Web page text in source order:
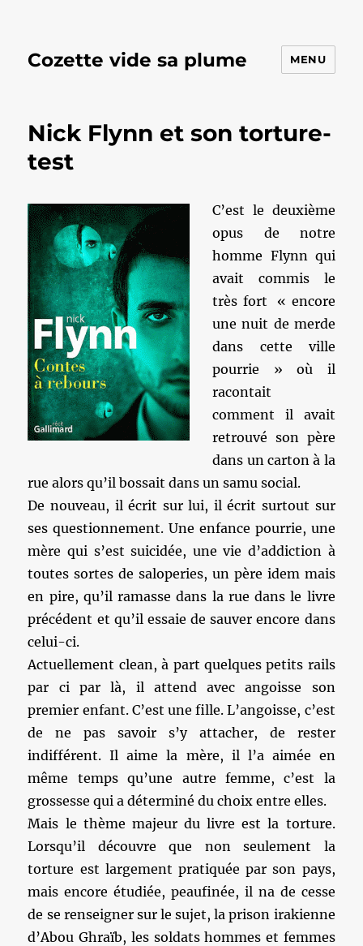
Cozette vide sa plume MENU
Nick Flynn et son torture-
test
C’est le deuxième
opus de notre
homme Flynn qui
avait commis le
très fort « encore
une nuit de merde
dans cette ville
pourrie » où il
racontait
comment il avait
retrouvé son père
dans un carton à la
rue alors qu’il bossait dans un samu social.
De nouveau, il écrit sur lui, il écrit surtout sur
ses questionnement. Une enfance pourrie, une
mère qui s’est suicidée, une vie d’addiction à
toutes sortes de saloperies, un père idem mais
en pire, qu’il ramasse dans la rue dans le livre
précédent et qu’il essaie de sauver encore dans
celui-ci.
Actuellement clean, à part quelques petits rails
par ci par là, il attend avec angoisse son
premier enfant. C’est une fille. L’angoisse, c’est
de ne pas savoir s’y attacher, de rester
indifférent. Il aime la mère, il l’a aimée en
même temps qu’une autre femme, c’est la
grossesse qui a déterminé du choix entre elles.
Mais le thème majeur du livre est la torture.
Lorsqu’il découvre que non seulement la
torture est largement pratiquée par son pays,
mais encore étudiée, peaufinée, il na de cesse
de se renseigner sur le sujet, la prison irakienne
d’Abou Ghraïb, les soldats hommes et femmes